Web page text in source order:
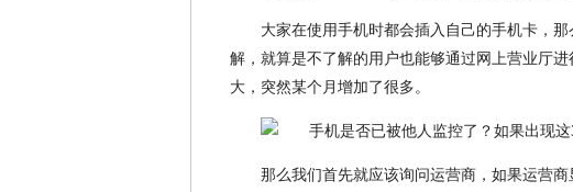
大家在使用手机时都会插入自己的手机卡，
解，就算是不了解的用户也能够通过网上营业厅
大，突然某个月增加了很多。
那么我们首先就应该询问运营商，如果运营